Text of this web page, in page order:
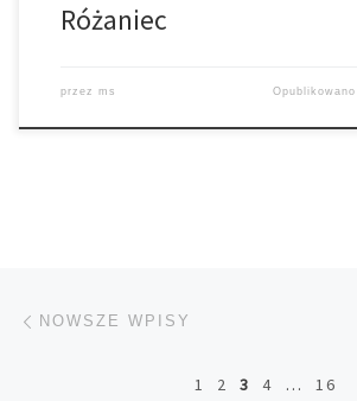
Różaniec
przez ms Opublikowano
Nawigacja po wpisach
NOWSZE WPISY
1 2 3 4 … 16